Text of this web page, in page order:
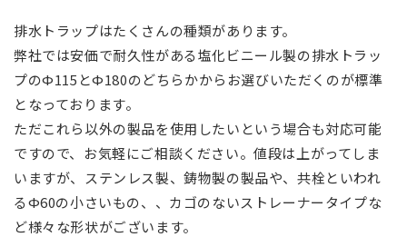
排水トラップはたくさんの種類があります。
弊社では安価で耐久性がある塩化ビニール製の排水トラッ
プのФ115とФ180のどちらかからお選びいただくのが標準
となっております。
ただこれら以外の製品を使用したいという場合も対応可能
ですので、お気軽にご相談ください。値段は上がってしま
いますが、ステンレス製、鋳物製の製品や、共栓といわれ
るФ60の小さいもの、、カゴのないストレーナータイプな
ど様々な形状がございます。